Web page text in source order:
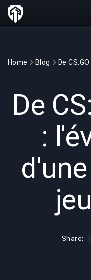
Home Blog
De
:
Share: